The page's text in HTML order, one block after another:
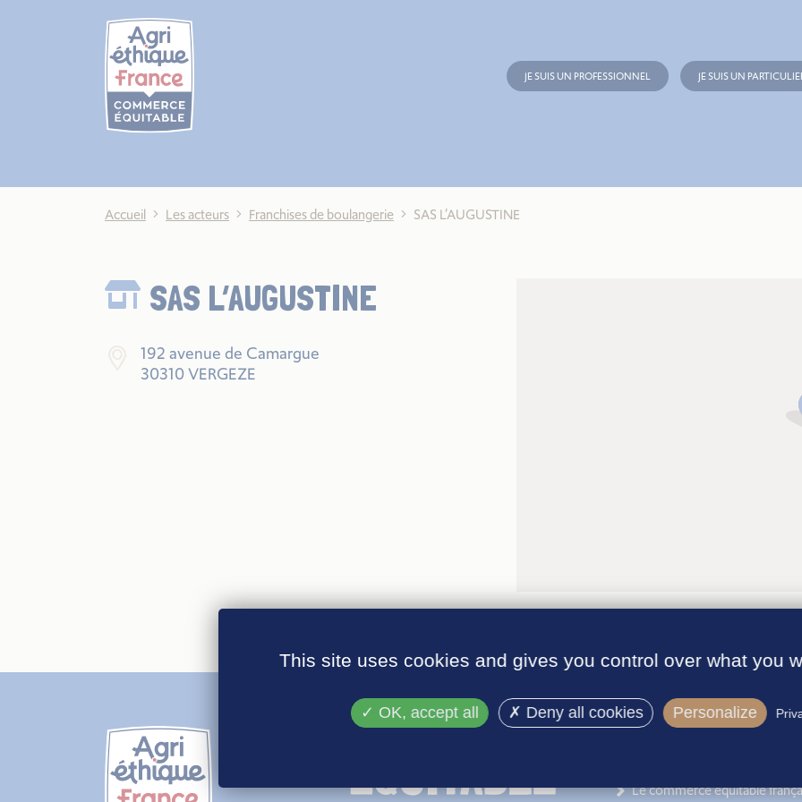
JE SUIS UN PROFESSIONNEL JE SUIS UN
Accueil Les acteurs Franchises de boulangerie SAS L’AUGUSTINE
SAS L’AUGUSTINE
192 avenue de Camargue
30310 VERGEZE
Le commerce équitable
This site uses cookies and gives you control over what you
OK, accept all Deny all cookies Personalize